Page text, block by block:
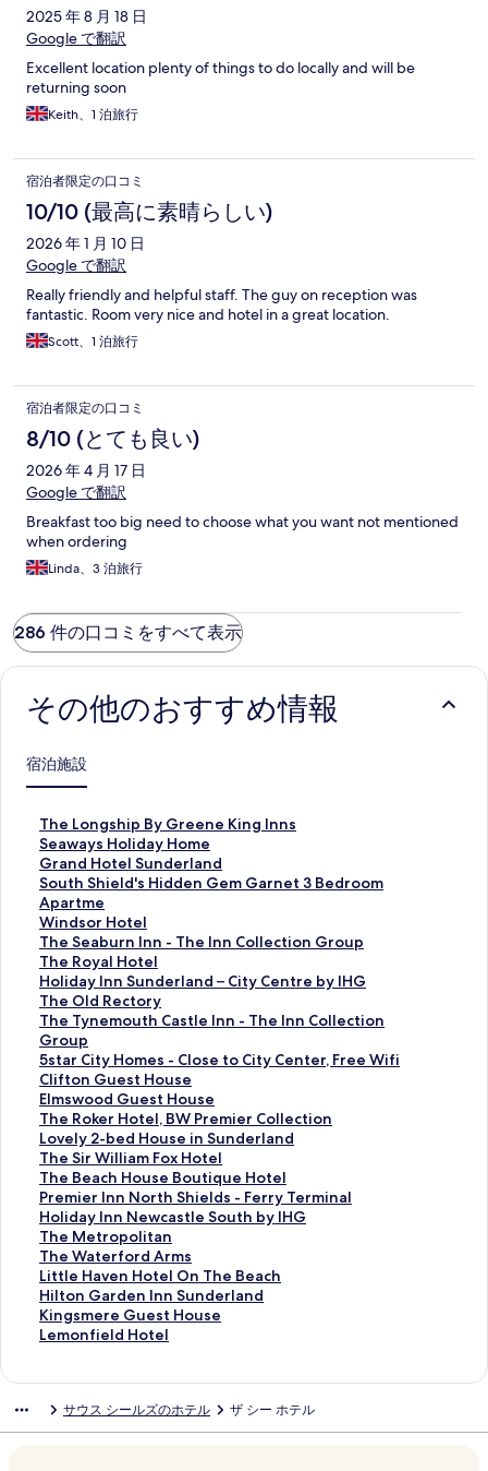
2025 年 8 月 18 日
Google で翻訳
Excellent location plenty of things to do locally and will be
returning soon
Keith、1 泊旅行
宿泊者限定の口コミ
10/10 (最高に素晴らしい)
2026 年 1 月 10 日
Google で翻訳
Really friendly and helpful staff. The guy on reception was
fantastic. Room very nice and hotel in a great location.
Scott、1 泊旅行
宿泊者限定の口コミ
8/10 (とても良い)
2026 年 4 月 17 日
Google で翻訳
Breakfast too big need to choose what you want not mentioned
when ordering
Linda、3 泊旅行
286 件の口コミをすべて表示
その他のおすすめ情報
宿泊施設
The Longship By Greene King Inns
T
h
e
L
o
n
g
s
h
i
p
B
y
G
r
e
e
n
e
K
i
n
g
I
n
n
s
ジ
を
Seaways Holiday Home
S
e
a
w
a
y
s
H
o
l
i
d
a
y
H
o
m
e
の
ペ
ー
ジ
を
開
く
リ
Grand Hotel Sunderland
G
r
a
n
d
H
o
t
e
l
S
u
n
d
e
r
l
a
n
d
の
ペ
ー
ジ
を
ン
ク
South Shield's Hidden Gem Garnet 3 Bedroom
Apartme
S
o
u
t
h
S
h
i
e
l
d
'
s
H
i
d
d
e
n
G
e
m
G
a
3
Windsor Hotel
W
i
n
d
s
o
r
H
o
t
e
l
の
ペ
ー
ジ
を
開
く
リ
ン
ク
The Seaburn Inn - The Inn Collection Group
T
h
e
S
e
a
b
u
r
n
I
n
n
-
T
h
e
I
n
n
C
c
The Royal Hotel
T
h
e
R
o
y
a
l
H
o
t
e
l
の
ペ
ー
ジ
を
開
く
Holiday Inn Sunderland – City Centre by IHG
H
o
l
i
d
a
y
I
n
n
S
u
n
d
e
r
l
a
n
t
The Old Rectory
T
h
e
O
l
d
R
e
c
t
o
r
y
の
ペ
ー
ジ
を
ン
ク
The Tynemouth Castle Inn - The Inn Collection
Group
T
h
e
T
y
n
e
m
o
u
t
h
C
a
s
t
l
-
5star City Homes - Close to City Center, Free Wifi
5
s
t
a
r
C
i
t
y
H
o
m
e
s
-
e
Clifton Guest House
C
l
i
f
t
o
n
G
u
e
s
t
H
o
の
ペ
Elmswood Guest House
E
l
m
s
w
o
o
d
G
u
e
s
t
e
The Roker Hotel, BW Premier Collection
T
h
e
R
o
k
e
r
H
o
t
e
W
P
Lovely 2-bed House in Sunderland
L
o
v
e
l
y
2
-
b
e
d
e
The Sir William Fox Hotel
T
h
e
S
i
r
W
i
l
l
o
The Beach House Boutique Hotel
T
h
e
B
e
a
c
h
H
B
Premier Inn North Shields - Ferry Terminal
P
r
e
m
i
e
r
I
r
Holiday Inn Newcastle South by IHG
H
o
l
i
d
a
y
e
The Metropolitan
T
h
e
M
e
t
l
The Waterford Arms
T
h
e
W
a
o
Little Haven Hotel On The Beach
L
i
t
t
v
Hilton Garden Inn Sunderland
H
i
l
G
a
Kingsmere Guest House
K
i
m
e
Lemonfield Hotel
L
f
サウス シールズのホテル ザ シー ホテル